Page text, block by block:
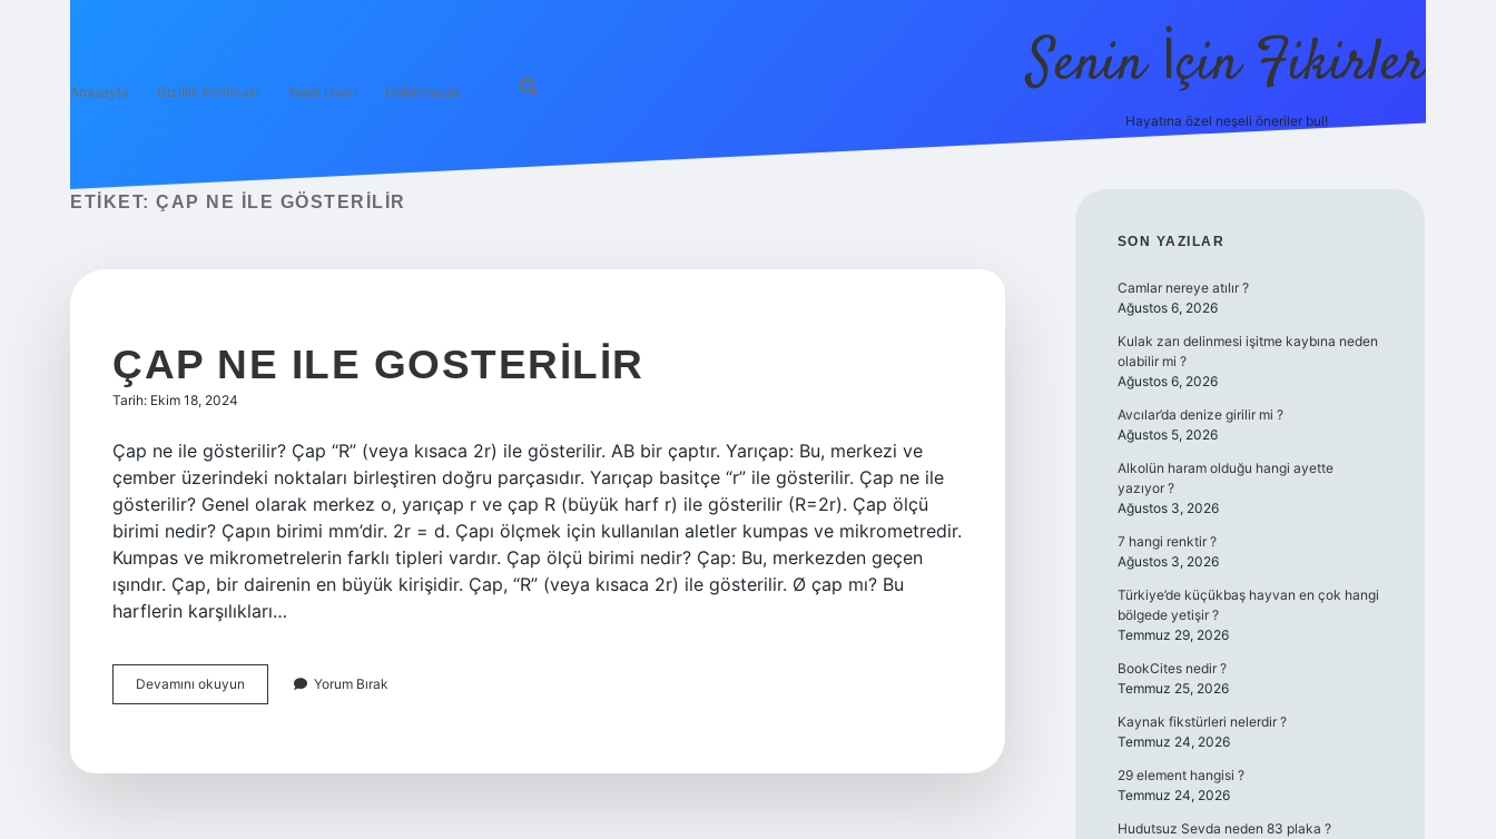
Anasayfa Gizlilik Politikası Yasal Uyarı Hakkımızda Senin İçin Fikirler
Hayatına özel neşeli öneriler bul!
ETIKET: ÇAP NE ILE GÖSTERILIR
ÇAP NE ILE GOSTERILIR
Tarih: Ekim 18, 2024
Çap ne ile gösterilir? Çap “R” (veya kısaca 2r) ile gösterilir. AB bir çaptır. Yarıçap: Bu, merkezi ve
çember üzerindeki noktaları birleştiren doğru parçasıdır. Yarıçap basitçe “r” ile gösterilir. Çap ne ile
gösterilir? Genel olarak merkez o, yarıçap r ve çap R (büyük harf r) ile gösterilir (R=2r). Çap ölçü
birimi nedir? Çapın birimi mm’dir. 2r = d. Çapı ölçmek için kullanılan aletler kumpas ve mikrometredir.
Kumpas ve mikrometrelerin farklı tipleri vardır. Çap ölçü birimi nedir? Çap: Bu, merkezden geçen
ışındır. Çap, bir dairenin en büyük kirişidir. Çap, “R” (veya kısaca 2r) ile gösterilir. Ø çap mı? Bu
harflerin karşılıkları…
Devamını okuyun
Ne
Yorum Bırak
SIDEBAR
SON YAZILAR
Camlar nereye atılır ?
Ağustos 6, 2026
Kulak zarı delinmesi işitme kaybına neden
olabilir mi ?
Ağustos 6, 2026
Avcılar’da denize girilir mi ?
Ağustos 5, 2026
Alkolün haram olduğu hangi ayette
yazıyor ?
Ağustos 3, 2026
7 hangi renktir ?
Ağustos 3, 2026
Türkiye’de küçükbaş hayvan en çok hangi
bölgede yetişir ?
Temmuz 29, 2026
BookCites nedir ?
Temmuz 25, 2026
Kaynak fikstürleri nelerdir ?
Temmuz 24, 2026
29 element hangisi ?
Temmuz 24, 2026
Hudutsuz Sevda neden 83 plaka ?